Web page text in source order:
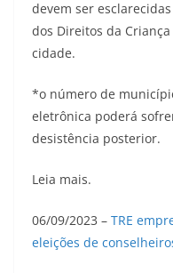
devem ser
dos Direitos da
cidade.
*o número de
eletrônica poderá
desistência posterior.
Leia mais.
06/09/2023 – TRE
eleições de